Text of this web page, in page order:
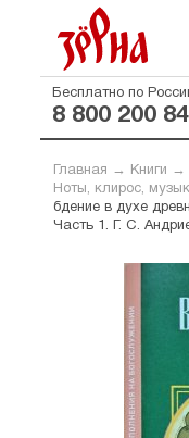
Бесплатно по
8 800 200
Главная → Книги →
Ноты, клирос,
бдение в духе
Часть 1. Г. С.